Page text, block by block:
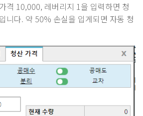
격 10,000, 레버리지 1을 입력하면 청
니다. 약 50% 손실을 입게되면 자동 청